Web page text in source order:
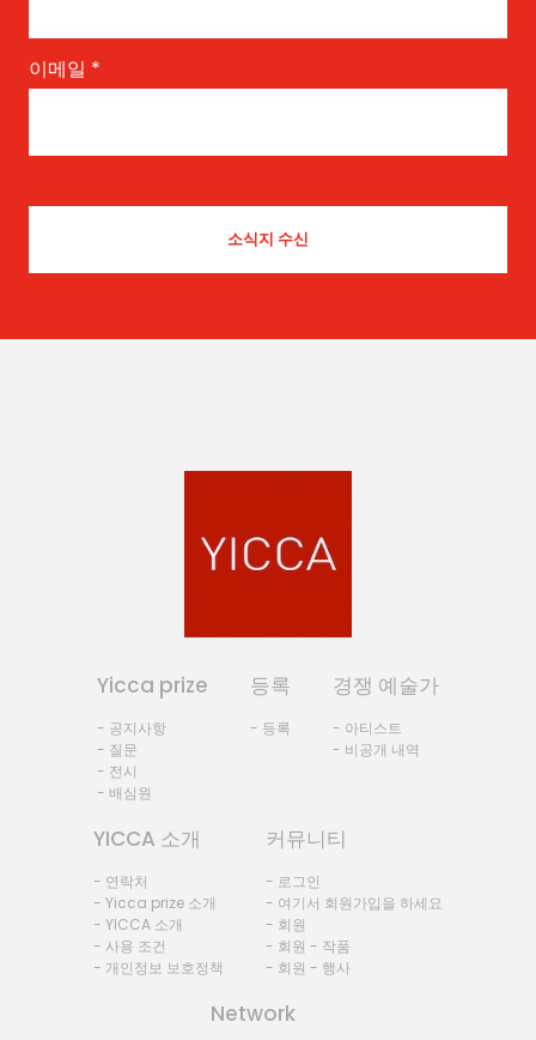
이메일 *
Yicca prize
- 공지사항
- 질문
- 전시
- 배심원
등록
- 등록
경쟁 예술가
- 아티스트
- 비공개 내역
YICCA 소개
- 연락처
- Yicca prize 소개
- YICCA 소개
- 사용 조건
- 개인정보 보호정책
커뮤니티
- 로그인
- 여기서 회원가입을 하세요
- 회원
- 회원 - 작품
- 회원 - 행사
Network